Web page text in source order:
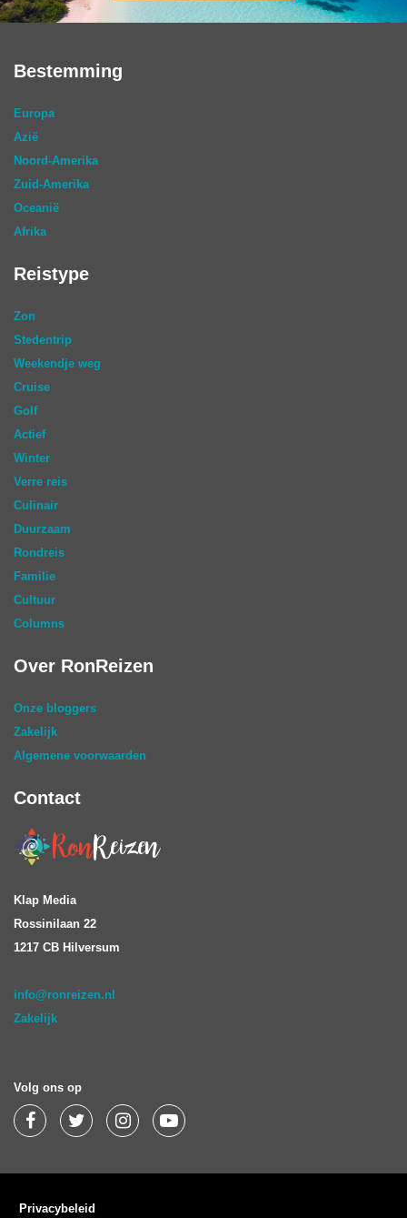
Bestemming
Europa
Azië
Noord-Amerika
Zuid-Amerika
Oceanië
Afrika
Reistype
Zon
Stedentrip
Weekendje weg
Cruise
Golf
Actief
Winter
Verre reis
Culinair
Duurzaam
Rondreis
Familie
Cultuur
Columns
Over RonReizen
Onze bloggers
Zakelijk
Algemene voorwaarden
Contact
Klap Media
Rossinilaan 22
1217 CB Hilversum
info@ronreizen.nl
Zakelijk
Volg ons op
Privacybeleid